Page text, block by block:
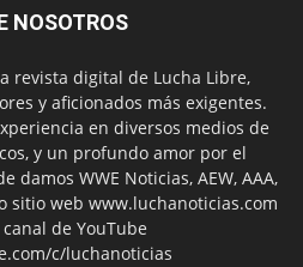
NOSOTROS
revista digital de Lucha Libre,
y aficionados más exigentes.
en diversos medios de
y un profundo amor por el
damos WWE Noticias, AEW, AAA,
sitio web www.luchanoticias.com
de YouTube
c/luchanoticias